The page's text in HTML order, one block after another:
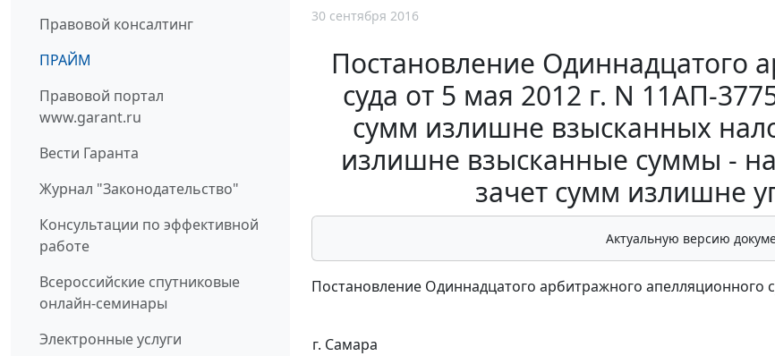
Правовой консалтинг
ПРАЙМ
Правовой портал
www.garant.ru
Вести Гаранта
Журнал "Законодательство"
Консультации по эффективной
работе
Всероссийские спутниковые
онлайн-семинары
Электронные услуги
30 сентября 2016
Постановление Одиннадцатого
суда от 5 мая 2012 г. N 11АП-
сумм излишне взысканных
излишне взысканные суммы -
зачет сумм излишне
Актуальную версию
Постановление Одиннадцатого арбитражного апелляционного
г. Самара